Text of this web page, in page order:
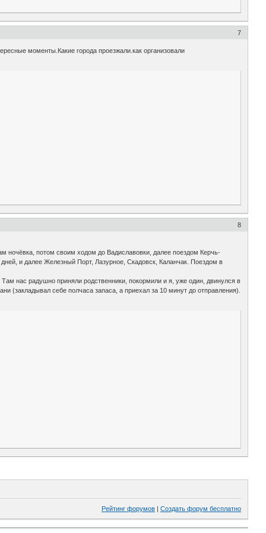
7
моменты.Какие города проезжали.как организовали
8
ночёвка, потом своим ходом до Вадиславовки, далее поездом Керчь-
и далее Железный Порт, Лазурное, Скадовск, Каланчак. Поездом в
нас радушно приняли родственники, покормили и я, уже один, двинулся в
(закладывал себе полчаса запаса, а приехал за 10 минут до отправления).
Рейтинг форумов | Создать форум бесплатно